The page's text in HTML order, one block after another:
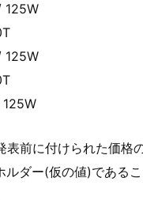
125W
125W
前に付けられた価格
ダー(仮の値)である